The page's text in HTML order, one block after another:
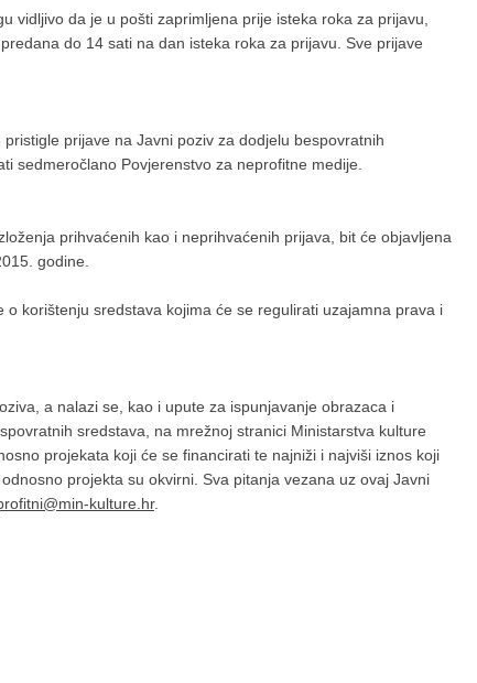
vidljivo da je u pošti zaprimljena prije isteka roka za prijavu,
do 14 sati na dan isteka roka za prijavu. Sve prijave
prijave na Javni poziv za dodjelu bespovratnih
sedmeročlano Povjerenstvo za neprofitne medije.
prihvaćenih kao i neprihvaćenih prijava, bit će objavljena
godine.
korištenju sredstava kojima će se regulirati uzajamna prava i
a nalazi se, kao i upute za ispunjavanje obrazaca i
sredstava, na mrežnoj stranici Ministarstva kulture
projekata koji će se financirati te najniži i najviši iznos koji
projekta su okvirni. Sva pitanja vezana uz ovaj Javni
kulture.hr.